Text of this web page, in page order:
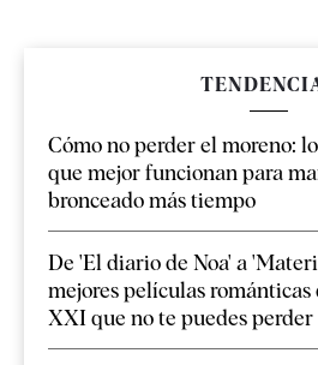
Cómo no perder el moreno:
que mejor funcionan para
bronceado más tiempo
De 'El diario de Noa' a
mejores películas románticas
XXI que no te puedes perder